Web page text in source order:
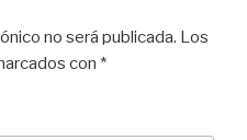
no será publicada. Los
con *